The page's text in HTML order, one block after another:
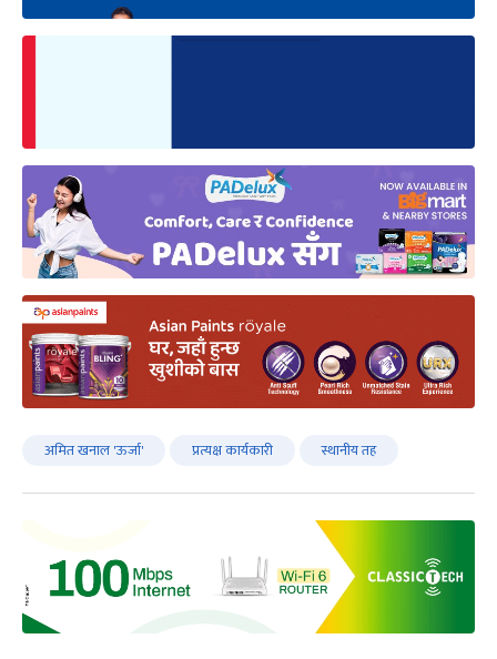
अमित खनाल 'ऊर्जा' प्रत्यक्ष कार्यकारी स्थानीय तह